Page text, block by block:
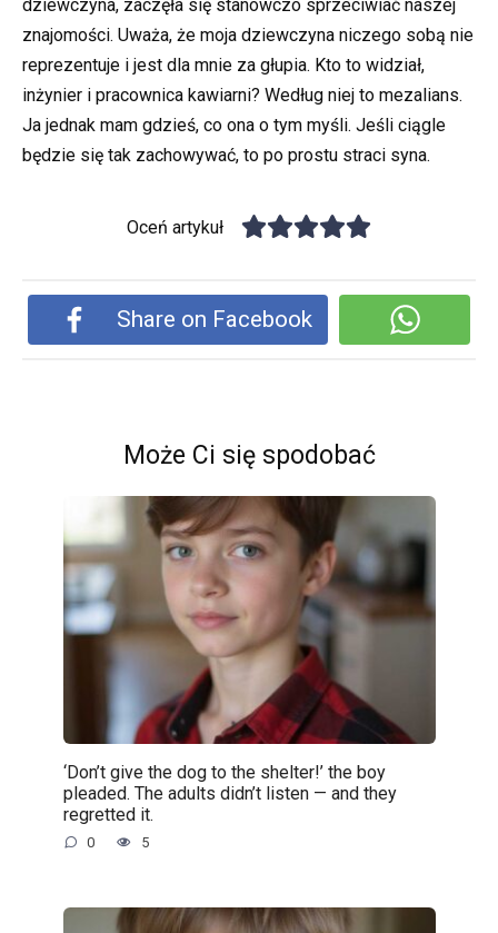
dziewczyna, zaczęła się stanowczo sprzeciwiać naszej
znajomości. Uważa, że moja dziewczyna niczego sobą nie
reprezentuje i jest dla mnie za głupia. Kto to widział,
inżynier i pracownica kawiarni? Według niej to mezalians.
Ja jednak mam gdzieś, co ona o tym myśli. Jeśli ciągle
będzie się tak zachowywać, to po prostu straci syna.
Oceń artykuł
Share on Facebook
Może Ci się spodobać
‘Don’t give the dog to the shelter!’ the boy
pleaded. The adults didn’t listen — and they
regretted it.
0 5